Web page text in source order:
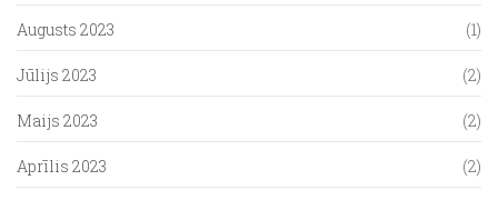
Augusts 2023 (1)
Jūlijs 2023 (2)
Maijs 2023 (2)
Aprīlis 2023 (2)